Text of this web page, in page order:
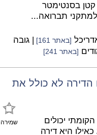
קטן בסנטימטר
למתקני תברואה...
[באתר 161] | גובה
[באתר 241]
ש' נתניהו משנת 1977 – שטח הדירה לא כולל את
שמירה
יכולים
שדירה בת 2-3 חדרים תוצג כאילו היא דירה